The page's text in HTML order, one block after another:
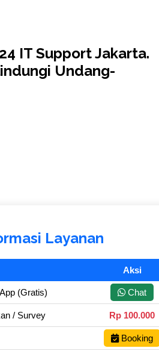
IT Support Jakarta.
Undang-
Layanan
Aksi
(Gratis) Chat
/ Survey Rp 100.000
Booking